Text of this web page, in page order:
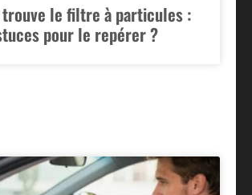
trouve le filtre à particules :
pour le repérer ?